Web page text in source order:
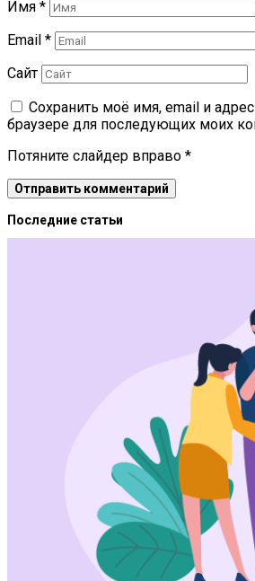
Имя *
Email *
Сайт
Сохранить моё имя, email и
браузере для последующих моих
Потяните слайдер вправо *
Последние статьи